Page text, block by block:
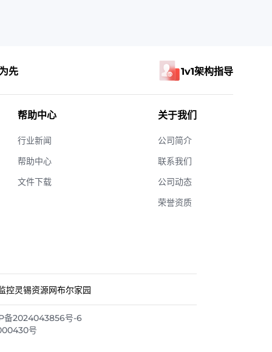
先 1v1架构指导
帮助中心
行业新闻
帮助中心
文件下载
关于我们
公司简介
联系我们
公司动态
荣誉资质
控灵锡资源网布尔家园
备2024043856号-6
号